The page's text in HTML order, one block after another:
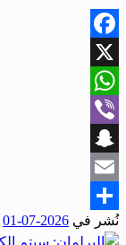
Facebook
X
WhatsApp
Viber
Snapchat
Email
Share
نُشر في 2026-07-01